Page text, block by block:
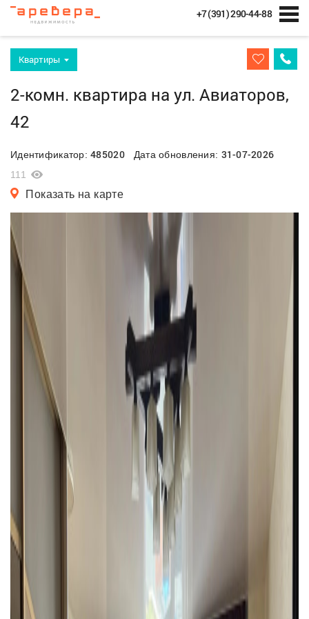
+7 (391) 290-44-88
Квартиры
2-комн. квартира на ул. Авиаторов,
42
Идентификатор:485020Дата обновления: 31-07-2026
111
Показать на карте